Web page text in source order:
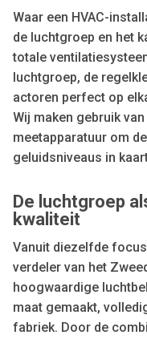
Waar een HVAC-
de luchtgroep en het
totale
luchtgroep, de
actoren perfect op
Wij maken gebruik
meetapparatuur om
geluidsniveaus in
De luchtgroep
kwaliteit
Vanuit diezelfde
verdeler van het
hoogwaardige
maat gemaakt,
fabriek. Door de